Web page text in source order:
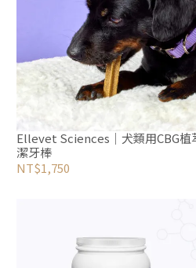
Ellevet Sciences｜犬類用CBG植
潔牙棒
NT$1,750